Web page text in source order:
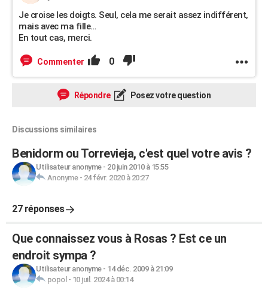
Je croise les doigts. Seul, cela me serait assez indifférent,
mais avec ma fille…
En tout cas, merci.
Commenter 0
Répondre Posez votre question
Discussions similaires
Benidorm ou Torrevieja, c'est quel votre avis ?
Utilisateur anonyme- 20 juin 2010 à 15:55
Anonyme- 24 févr. 2020 à 20:27
27 réponses
Que connaissez vous à Rosas ? Est ce un
endroit sympa ?
Utilisateur anonyme- 14 déc. 2009 à 21:09
popol - 10 juil. 2024 à 00:14